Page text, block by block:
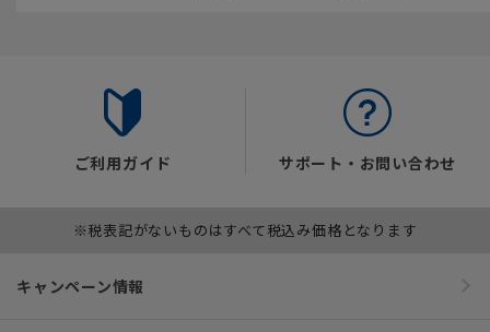
ご利用ガイド サポート・お問い合わせ
※税表記がないものはすべて税込み価格となります
キャンペーン情報